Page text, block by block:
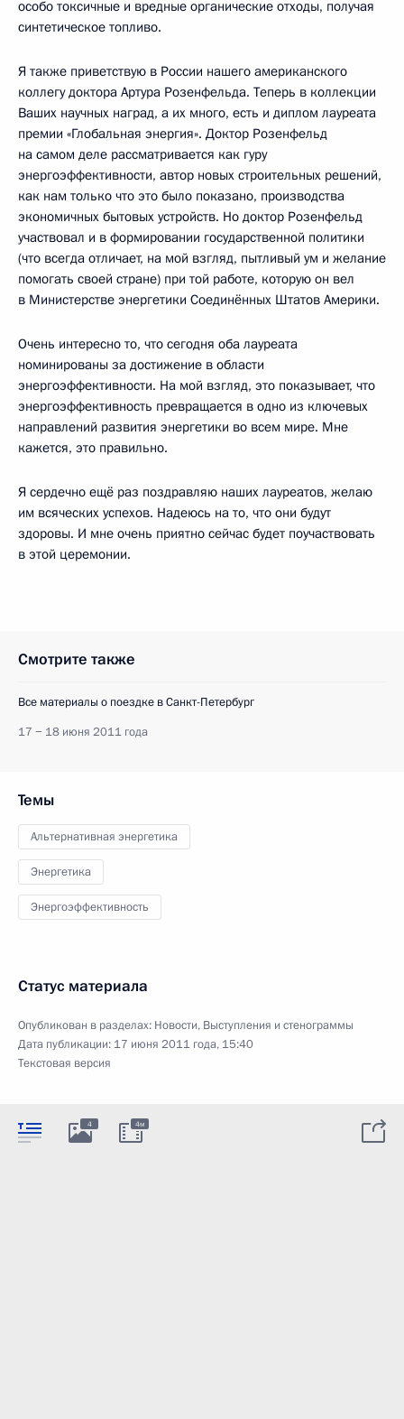
особо токсичные и вредные органические отходы, получая
синтетическое топливо.
Я также приветствую в России нашего американского
коллегу доктора Артура Розенфельда. Теперь в коллекции
Ваших научных наград, а их много, есть и диплом лауреата
премии «Глобальная энергия». Доктор Розенфельд
на самом деле рассматривается как гуру
энергоэффективности, автор новых строительных решений,
как нам только что это было показано, производства
экономичных бытовых устройств. Но доктор Розенфельд
участвовал и в формировании государственной политики
(что всегда отличает, на мой взгляд, пытливый ум и желание
помогать своей стране) при той работе, которую он вел
в Министерстве энергетики Соединённых Штатов Америки.
Очень интересно то, что сегодня оба лауреата
номинированы за достижение в области
энергоэффективности. На мой взгляд, это показывает, что
энергоэффективность превращается в одно из ключевых
направлений развития энергетики во всем мире. Мне
кажется, это правильно.
Я сердечно ещё раз поздравляю наших лауреатов, желаю
им всяческих успехов. Надеюсь на то, что они будут
здоровы. И мне очень приятно сейчас будет поучаствовать
в этой церемонии.
Смотрите также
Все материалы о поездке в Санкт-Петербург
17 − 18 июня 2011 года
Темы
Альтернативная энергетика
Энергетика
Энергоэффективность
Статус материала
Опубликован в разделах: Новости, Выступления и стенограммы
Дата публикации: 17 июня 2011 года, 15:40
Текстовая версия
4 4м